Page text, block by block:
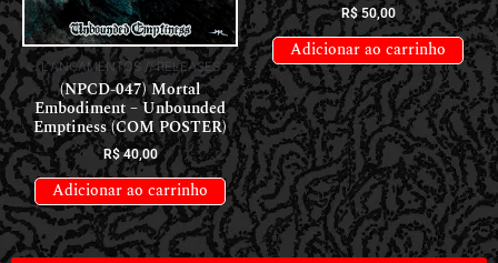
LANÇAMENTOS // RELEASES
(NPCD-047) Mortal
Embodiment – Unbounded
Emptiness (COM POSTER)
R$40,00
Adicionar ao carrinho
R$50,00
Adicionar ao carrinho